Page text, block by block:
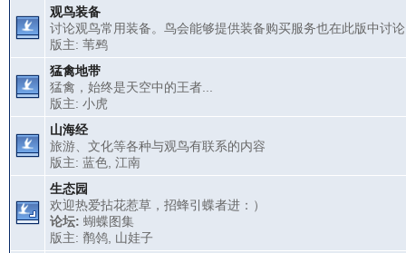
观鸟装备
讨论观鸟常用装备。鸟会能够提供装备购买服务也在此版中讨
版主: 苇鹀
猛禽地带
猛禽，始终是天空中的王者...
版主: 小虎
山海经
旅游、文化等各种与观鸟有联系的内容
版主: 蓝色, 江南
生态园
欢迎热爱拈花惹草，招蜂引蝶者进：）
论坛: 蝴蝶图集
版主: 鹡鸰, 山娃子